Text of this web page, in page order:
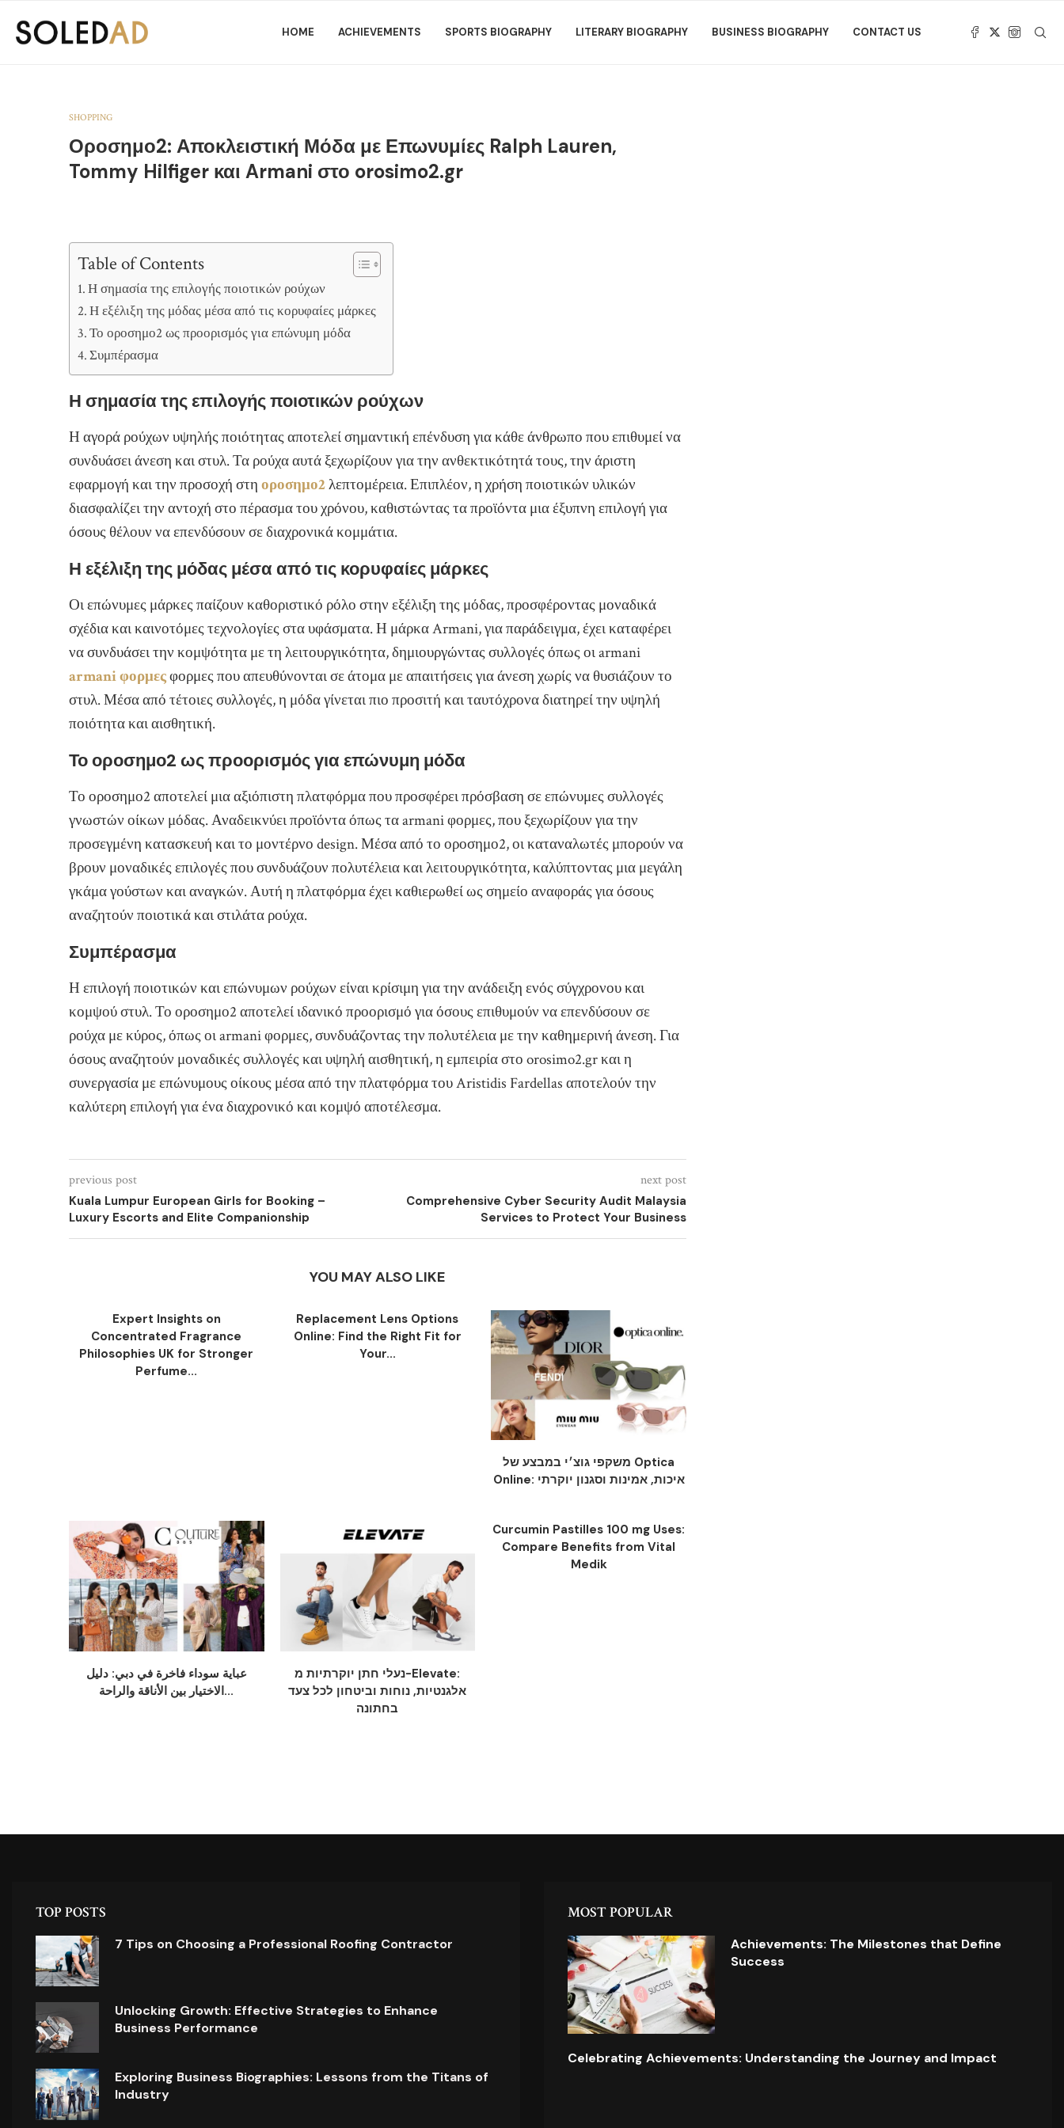
HOME ACHIEVEMENTS SPORTS BIOGRAPHY LITERARY BIOGRAPHY BUSINESS BIOGRAPHY CONTACT US
SHOPPING
Οροσημο2: Αποκλειστική Μόδα με Επωνυμίες Ralph Lauren,
Tommy Hilfiger και Armani στο orosimo2.gr
Table of Contents
Η σημασία της επιλογής ποιοτικών ρούχων
Η εξέλιξη της μόδας μέσα από τις κορυφαίες μάρκες
Το οροσημο2 ως προορισμός για επώνυμη μόδα
Συμπέρασμα
Η σημασία της επιλογής ποιοτικών ρούχων
Η αγορά ρούχων υψηλής ποιότητας αποτελεί σημαντική επένδυση για κάθε άνθρωπο που επιθυμεί να
συνδυάσει άνεση και στυλ. Τα ρούχα αυτά ξεχωρίζουν για την ανθεκτικότητά τους, την άριστη
εφαρμογή και την προσοχή στη οροσημο2λεπτομέρεια. Επιπλέον, η χρήση ποιοτικών υλικών
διασφαλίζει την αντοχή στο πέρασμα του χρόνου, καθιστώντας τα προϊόντα μια έξυπνη επιλογή για
όσους θέλουν να επενδύσουν σε διαχρονικά κομμάτια.
Η εξέλιξη της μόδας μέσα από τις κορυφαίες μάρκες
Οι επώνυμες μάρκες παίζουν καθοριστικό ρόλο στην εξέλιξη της μόδας, προσφέροντας μοναδικά
σχέδια και καινοτόμες τεχνολογίες στα υφάσματα. Η μάρκα Armani, για παράδειγμα, έχει καταφέρει
να συνδυάσει την κομψότητα με τη λειτουργικότητα, δημιουργώντας συλλογές όπως οι armani
armani φορμεςφορμες που απευθύνονται σε άτομα με απαιτήσεις για άνεση χωρίς να θυσιάζουν το
στυλ. Μέσα από τέτοιες συλλογές, η μόδα γίνεται πιο προσιτή και ταυτόχρονα διατηρεί την υψηλή
ποιότητα και αισθητική.
Το οροσημο2 ως προορισμός για επώνυμη μόδα
Το οροσημο2 αποτελεί μια αξιόπιστη πλατφόρμα που προσφέρει πρόσβαση σε επώνυμες συλλογές
γνωστών οίκων μόδας. Αναδεικνύει προϊόντα όπως τα armani φορμες, που ξεχωρίζουν για την
προσεγμένη κατασκευή και το μοντέρνο design. Μέσα από το οροσημο2, οι καταναλωτές μπορούν να
βρουν μοναδικές επιλογές που συνδυάζουν πολυτέλεια και λειτουργικότητα, καλύπτοντας μια μεγάλη
γκάμα γούστων και αναγκών. Αυτή η πλατφόρμα έχει καθιερωθεί ως σημείο αναφοράς για όσους
αναζητούν ποιοτικά και στιλάτα ρούχα.
Συμπέρασμα
Η επιλογή ποιοτικών και επώνυμων ρούχων είναι κρίσιμη για την ανάδειξη ενός σύγχρονου και
κομψού στυλ. Το οροσημο2 αποτελεί ιδανικό προορισμό για όσους επιθυμούν να επενδύσουν σε
ρούχα με κύρος, όπως οι armani φορμες, συνδυάζοντας την πολυτέλεια με την καθημερινή άνεση. Για
όσους αναζητούν μοναδικές συλλογές και υψηλή αισθητική, η εμπειρία στο orosimo2.gr και η
συνεργασία με επώνυμους οίκους μέσα από την πλατφόρμα του Aristidis Fardellas αποτελούν την
καλύτερη επιλογή για ένα διαχρονικό και κομψό αποτέλεσμα.
previous post
Kuala Lumpur European Girls for Booking –
Luxury Escorts and Elite Companionship
next post
Comprehensive Cyber Security Audit Malaysia
Services to Protect Your Business
YOU MAY ALSO LIKE
Expert Insights on
Concentrated Fragrance
Philosophies UK for Stronger
Perfume...
Replacement Lens Options
Online: Find the Right Fit for
Your...
משקפי גוצ׳י במבצע של Optica
Online: איכות, אמינות וסגנון יוקרתי
عباية سوداء فاخرة في دبي: دليل
الاختيار بين الأناقة والراحة...
נעלי חתן יוקרתיות מ-Elevate:
אלגנטיות, נוחות וביטחון לכל צעד
בחתונה
Curcumin Pastilles 100 mg Uses:
Compare Benefits from Vital
Medik
TOP POSTS
7 Tips on Choosing a Professional Roofing Contractor
Unlocking Growth: Effective Strategies to Enhance
Business Performance
Exploring Business Biographies: Lessons from the Titans of
Industry
MOST POPULAR
Achievements: The Milestones that Define
Success
Celebrating Achievements: Understanding the Journey and Impact